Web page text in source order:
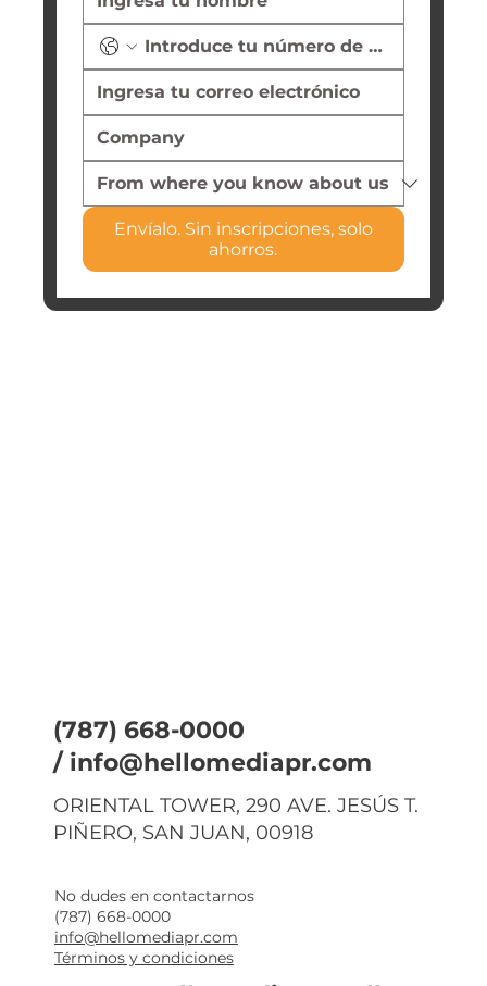
Envíalo. Sin inscripciones, solo
ahorros.
(787) 668-0000
/ info@hellomediapr.com
ORIENTAL TOWER, 290 AVE. JESÚS T.
PIÑERO, SAN JUAN, 00918
No dudes en contactarnos
(787) 668-0000
info@hellomediapr.com
Términos y condiciones